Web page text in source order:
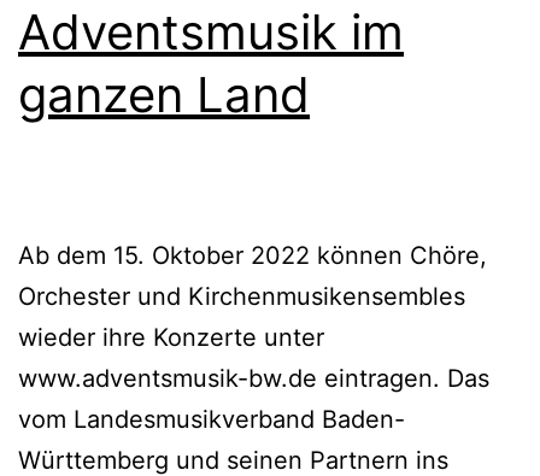
Adventsmusik im
ganzen Land
Ab dem 15. Oktober 2022 können Chöre,
Orchester und Kirchenmusikensembles
wieder ihre Konzerte unter
www.adventsmusik-bw.de eintragen. Das
vom Landesmusikverband Baden-
Württemberg und seinen Partnern ins